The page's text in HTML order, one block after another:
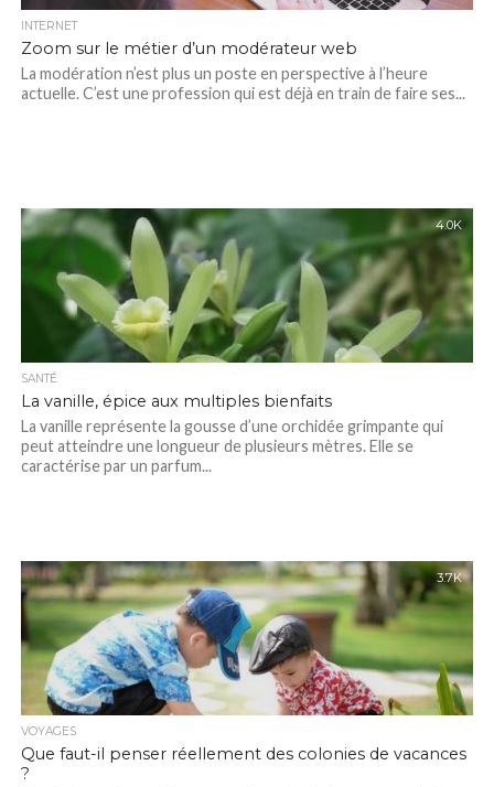
INTERNET
Zoom sur le métier d’un modérateur web
La modération n’est plus un poste en perspective à l’heure
actuelle. C’est une profession qui est déjà en train de faire ses...
4.0K
SANTÉ
La vanille, épice aux multiples bienfaits
La vanille représente la gousse d’une orchidée grimpante qui
peut atteindre une longueur de plusieurs mètres. Elle se
caractérise par un parfum...
3.7K
VOYAGES
Que faut-il penser réellement des colonies de vacances
?